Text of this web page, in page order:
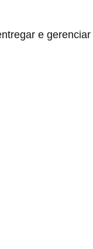
e gerenciar